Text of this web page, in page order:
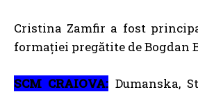
Cristina Zamfir a fost
formației pregătite de Bogdan
SCM CRAIOVA: Dumanska,